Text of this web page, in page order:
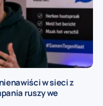
w sieci z
ruszy we